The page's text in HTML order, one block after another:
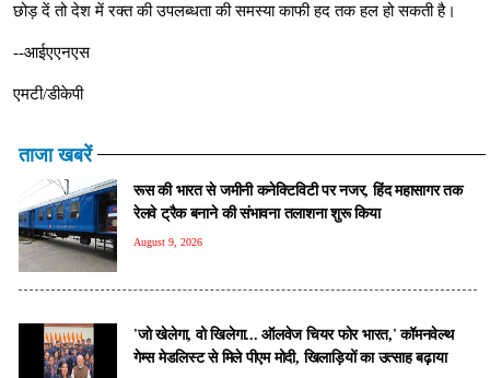
छोड़ दें तो देश में रक्त की उपलब्धता की समस्या काफी हद तक हल हो सकती है।
--आईएएनएस
एमटी/डीकेपी
ताजा खबरें
रूस की भारत से जमीनी कनेक्टिविटी पर नजर, हिंद महासागर तक
रेलवे ट्रैक बनाने की संभावना तलाशना शुरू किया
August 9, 2026
'जो खेलेगा, वो खिलेगा... ऑलवेज चियर फोर भारत,' कॉमनवेल्थ
गेम्स मेडलिस्ट से मिले पीएम मोदी, खिलाड़ियों का उत्साह बढ़ाया